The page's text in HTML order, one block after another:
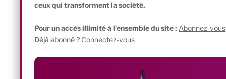
ceux qui transforment la société.
Pour un accès illimité à l'ensemble du site : Abonnez-vous
Déjà abonné ? Connectez-vous